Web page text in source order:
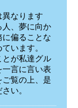
なります
人、夢に向か
に偏ることな
います。
が私達グル
言に言い表
覧の上、是
い。